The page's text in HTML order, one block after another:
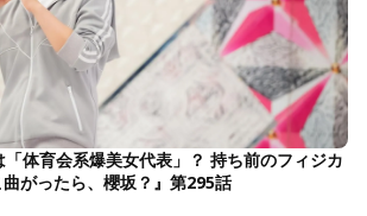
体育会系爆美女代表」？ 持ち前のフィジカ
がったら、櫻坂？』第295話